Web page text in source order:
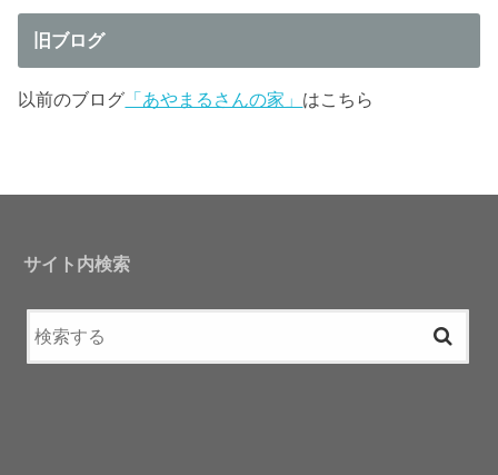
旧ブログ
以前のブログ 「あやまるさんの家」 はこちら
サイト内検索